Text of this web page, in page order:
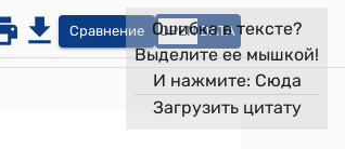
Сравнение OPEN DATA
Ошибка в тексте?
Выделите ее мышкой!
И нажмите: Сюда
Загрузить цитату